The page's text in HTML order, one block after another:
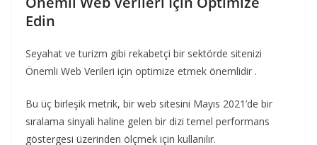
Edin
Seyahat ve turizm gibi rekabetçi bir sektörde sitenizi
Önemli Web Verileri için optimize etmek önemlidir .
Bu üç birleşik metrik, bir web sitesini Mayıs 2021’de bir
sıralama sinyali haline gelen bir dizi temel performans
göstergesi üzerinden ölçmek için kullanılır.